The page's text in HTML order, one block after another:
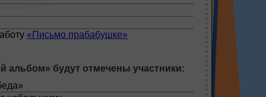
«Письмо прабабушке»
будут отмечены участники: